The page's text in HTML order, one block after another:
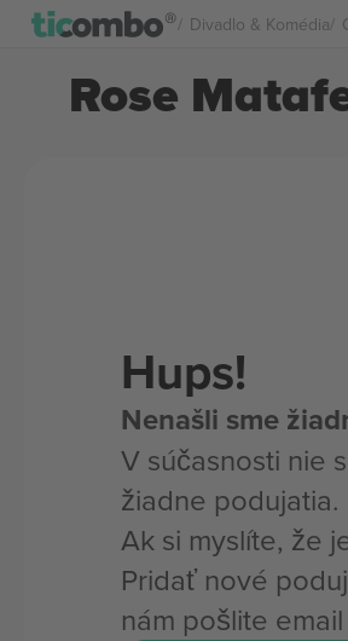
Divadlo & Komédia
Rose
Hups!
Nenašli sme
V súčasnosti nie
žiadne podujatia.
Ak si myslíte, že
Pridať nové
nám pošlite